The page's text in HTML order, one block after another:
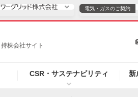
持株会社サイト
CSR・サステナビリティ 新
電気・ガスのご契約
電気・ガスのご契約